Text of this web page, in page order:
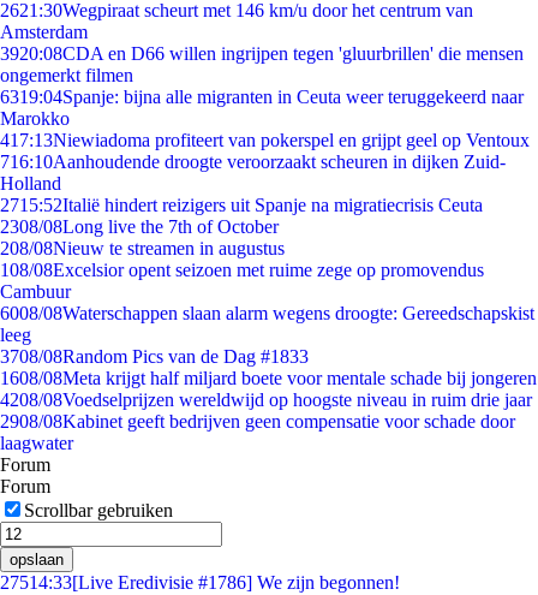
2621:30Wegpiraat scheurt met 146 km/u door het centrum van
Amsterdam
3920:08CDA en D66 willen ingrijpen tegen 'gluurbrillen' die mensen
ongemerkt filmen
6319:04Spanje: bijna alle migranten in Ceuta weer teruggekeerd naar
Marokko
417:13Niewiadoma profiteert van pokerspel en grijpt geel op Ventoux
716:10Aanhoudende droogte veroorzaakt scheuren in dijken Zuid-
Holland
2715:52Italië hindert reizigers uit Spanje na migratiecrisis Ceuta
2308/08Long live the 7th of October
208/08Nieuw te streamen in augustus
108/08Excelsior opent seizoen met ruime zege op promovendus
Cambuur
6008/08Waterschappen slaan alarm wegens droogte: Gereedschapskist
leeg
3708/08Random Pics van de Dag #1833
1608/08Meta krijgt half miljard boete voor mentale schade bij jongeren
4208/08Voedselprijzen wereldwijd op hoogste niveau in ruim drie jaar
2908/08Kabinet geeft bedrijven geen compensatie voor schade door
laagwater
Forum
Forum
Scrollbar gebruiken
opslaan
27514:33[Live Eredivisie #1786] We zijn begonnen!